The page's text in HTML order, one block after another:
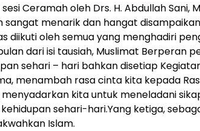
Ceramah oleh Drs. H. Abdullah Sani,
sangat menarik dan hangat
diikuti oleh semua yang menghadiri
dari isi tausiah, Muslimat Berperan
sehari – hari bahkan disetiap
menambah rasa cinta kita kepada
menyadarkan kita untuk meneladani
sehari-hari.Yang ketiga,
Islam.